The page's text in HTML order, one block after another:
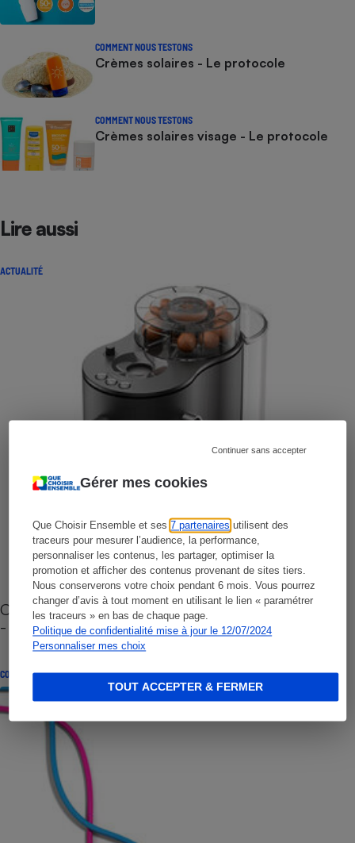
Gérer mes cookies
Que Choisir Ensemble et ses7 partenaires utilisent des
traceurs pour mesurer l’audience, la performance,
personnaliser les contenus, les partager, optimiser la
promotion et afficher des contenus provenant de sites tiers.
Nous conserverons votre choix pendant 6 mois. Vous pourrez
changer d’avis à tout moment en utilisant le lien « paramétrer
les traceurs » en bas de chaque page.
Politique de confidentialité mise à jour le 12/07/2024
Personnaliser mes choix
Continuer sans accepter
TOUT ACCEPTER & FERMER
COMMENT NOUS TESTONS
Crèmes solaires - Le protocole
COMMENT NOUS TESTONS
Crèmes solaires visage - Le protocole
Lire aussi
ACTUALITÉ
Cafetière à capsules zéro déchet CoffeeB (vidéo)
- Premières impressions
CONSEILS